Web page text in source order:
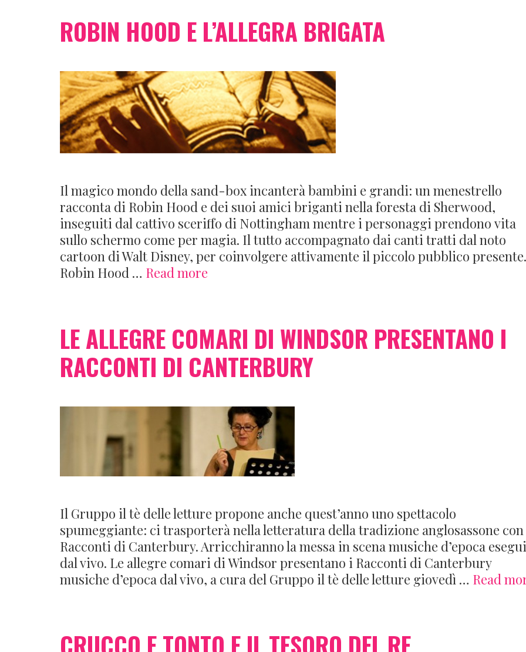
del
riciclo
ROBIN HOOD E L’ALLEGRA BRIGATA
Il magico mondo della sand-box incanterà bambini e grandi: un menestrello
racconta di Robin Hood e dei suoi amici briganti nella foresta di Sherwood,
inseguiti dal cattivo sceriffo di Nottingham mentre i personaggi prendono vita
sullo schermo come per magia. Il tutto accompagnato dai canti tratti dal noto
cartoon di Walt Disney, per coinvolgere attivamente il piccolo pubblico presente.
Robin Hood … Read more
brigata
LE ALLEGRE COMARI DI WINDSOR PRESENTANO I
RACCONTI DI CANTERBURY
Il Gruppo il tè delle letture propone anche quest’anno uno spettacolo
spumeggiante: ci trasporterà nella letteratura della tradizione anglosassone
Racconti di Canterbury. Arricchiranno la messa in scena musiche d’epoca
dal vivo. Le allegre comari di Windsor presentano i Racconti di Canterbury
musiche d’epoca dal vivo, a cura del Gruppo il tè delle letture giovedì … Read
CRUCCO E TONTO E IL TESORO DEL RE